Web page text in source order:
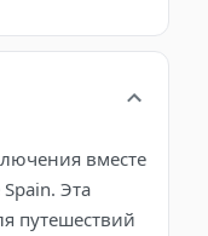
вместе
Эта
путешествий